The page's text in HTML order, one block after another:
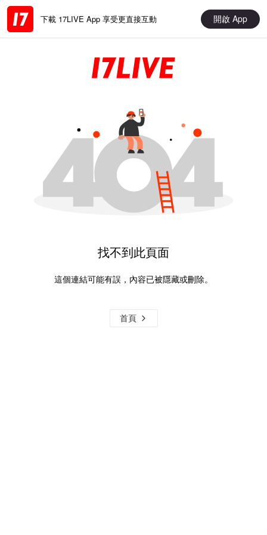
下載 17LIVE App 享受更直接互動 開啟 App
找不到此頁面
這個連結可能有誤，內容已被隱藏或刪除。
首頁